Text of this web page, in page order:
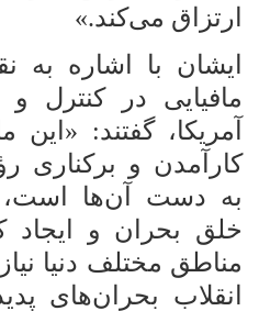
ارتزاق می‌کند.»
ایشان با اشاره
مافیایی در کنترل
آمریکا، گفتند:
کارآمدن و برکناری
به دست آن‌ها است،
خلق بحران و ایجاد
مناطق مختلف دنیا
انقلاب بحران‌های